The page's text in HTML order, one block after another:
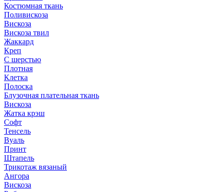
Костюмная ткань
Поливискоза
Вискоза
Вискоза твил
Жаккард
Креп
С шерстью
Плотная
Клетка
Полоска
Блузочная плательная ткань
Вискоза
Жатка крэш
Софт
Тенсель
Вуаль
Принт
Штапель
Трикотаж вязаный
Ангора
Вискоза